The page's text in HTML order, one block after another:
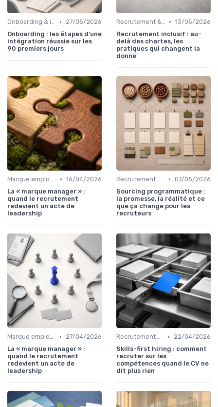
Onboarding & intégration des talents •
27/05/2026
Onboarding : les étapes d'une
intégration réussie sur les
90 premiers jours
Recrutement & acquisition de talents • 13/05/2026
Recrutement inclusif : au-
delà des chartes, les
pratiques qui changent la
donne
Marque employeur & attractivité • 16/04/2026
La « marque manager » :
quand le recrutement
redevient un acte de
leadership
Recrutement & acquisition de talents • 07/05/2026
Sourcing programmatique :
la promesse, la réalité et ce
que ça change pour les
recruteurs
Marque employeur & attractivité •
27/04/2026
La « marque manager » :
quand le recrutement
redevient un acte de
leadership
Recrutement & acquisition de talents •
22/04/2026
Skills-first hiring : comment
recruter sur les
compétences quand le CV ne
dit plus rien